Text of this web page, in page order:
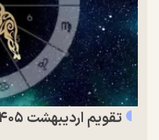
تقویم اردیبهشت ۱۴۰۵ و روز‌های تعطیل این ماه